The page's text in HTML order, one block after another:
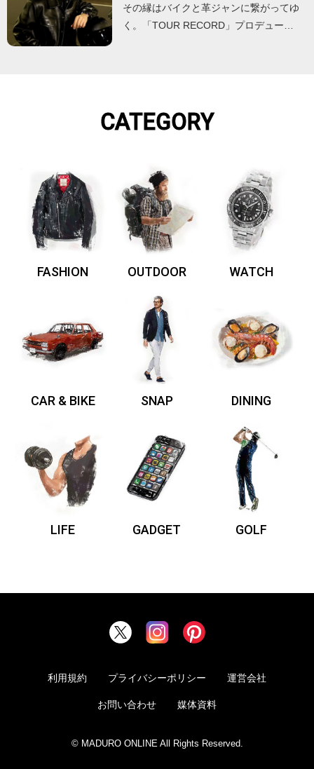
その縁はバイクと革ジャンに繋がってゆ
く。「TOUR RECORD」プロデュー…
CATEGORY
FASHION OUTDOOR WATCH
CAR & BIKE SNAP DINING
LIFE GADGET GOLF
利用規約 プライバシーポリシー 運営会社
お問い合わせ 媒体資料
© MADURO ONLINE All Rights Reserved.